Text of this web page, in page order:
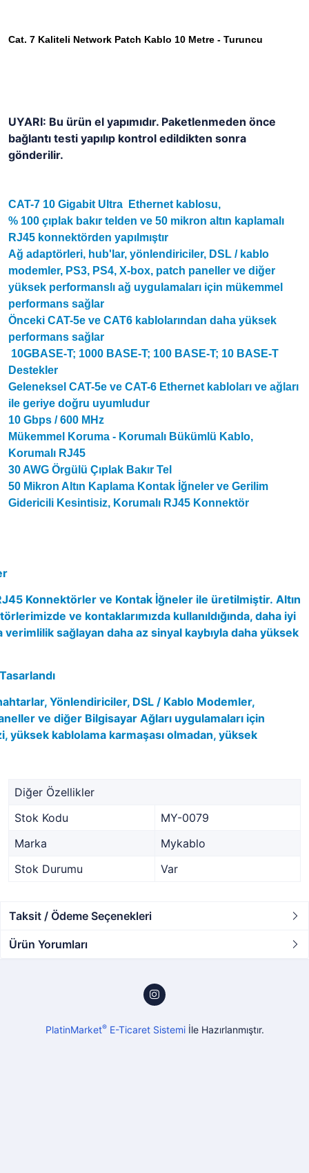
Cat. 7 Kaliteli Network Patch Kablo 10 Metre - Turuncu
UYARI: Bu ürün el yapımıdır. Paketlenmeden önce
bağlantı testi yapılıp kontrol edildikten sonra
gönderilir.
CAT-7 10 Gigabit Ultra Ethernet kablosu,
% 100 çıplak bakır telden ve 50 mikron altın kaplamalı
RJ45 konnektörden yapılmıştır
Ağ adaptörleri, hub'lar, yönlendiriciler, DSL / kablo
modemler, PS3, PS4, X-box, patch paneller ve diğer
yüksek performanslı ağ uygulamaları için mükemmel
performans sağlar
Önceki CAT-5e ve CAT6 kablolarından daha yüksek
performans sağlar
10GBASE-T; 1000 BASE-T; 100 BASE-T; 10 BASE-T
Destekler
Geleneksel CAT-5e ve CAT-6 Ethernet kabloları ve ağları
ile geriye doğru uyumludur
10 Gbps / 600 MHz
Mükemmel Koruma - Korumalı Bükümlü Kablo,
Korumalı RJ45
30 AWG Örgülü Çıplak Bakır Tel
50 Mikron Altın Kaplama Kontak İğneler ve Gerilim
Gidericili Kesintisiz, Korumalı RJ45 Konnektör
Konnektörler ve Kontak İğneler ile üretilmiştir. Altın
ve kontaklarımızda kullanıldığında, daha iyi
verimlilik sağlayan daha az sinyal kaybıyla daha yüksek
Yönlendiriciler, DSL / Kablo Modemler,
ve diğer Bilgisayar Ağları uygulamaları için
yüksek kablolama karmaşası olmadan, yüksek
Diğer Özellikler
Stok Kodu
MY-0079
Marka
Mykablo
Stok Durumu
Var
Taksit / Ödeme Seçenekleri
Ürün Yorumları
PlatinMarket®E-Ticaret Sistemiİle Hazırlanmıştır.